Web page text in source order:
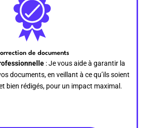
de documents
: Je vous aide à garantir la
documents, en veillant à ce qu’ils soient
bien rédigés, pour un impact maximal.